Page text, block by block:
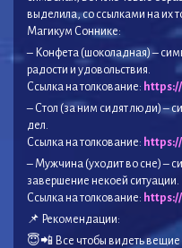
выделила, со ссылками на их
Магикум Соннике:
– Конфета (шоколадная) –
радости и удовольствия.
Ссылка на толкование:
– Стол (за ним сидят люди) –
дел.
Ссылка на толкование:
– Мужчина (уходит во сне) –
завершение некоей ситуации.
Ссылка на толкование:
📌 Рекомендации:
😇📲 Все чтобы видеть вещие